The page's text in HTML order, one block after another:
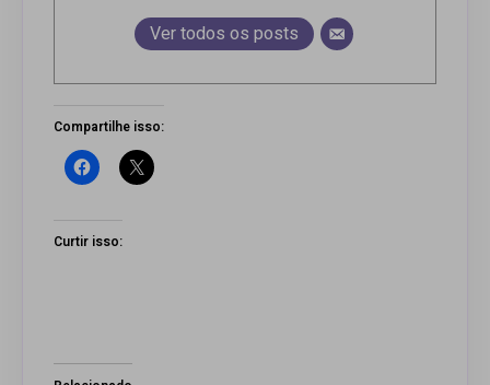
Ver todos os posts
Compartilhe isso:
Curtir isso: